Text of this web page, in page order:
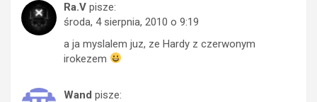
Ra.V pisze:
środa, 4 sierpnia, 2010 o 9:19
a ja myslalem juz, ze Hardy z czerwonym
irokezem
Wand pisze: